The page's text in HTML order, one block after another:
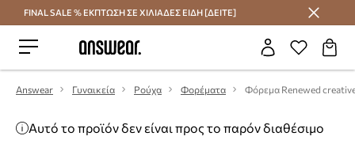
Εξοικονομήστε με το Answear Club
FINAL SALE % ΕΚΠΤΩΣΗ ΣΕ ΧΙΛΙΑΔΕΣ ΕΙΔΗ [ΔΕΙΤΕ]
Answear Γυναικεία Ρούχα Φορέματα Φόρεμα Renewed
Αυτό το προϊόν δεν είναι προς το παρόν διαθέσιμο